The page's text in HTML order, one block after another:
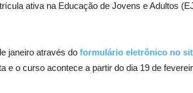
ativa na Educação de Jovens e Adultos
janeiro através do formulário eletrônico no
e o curso acontece a partir do dia 19 de